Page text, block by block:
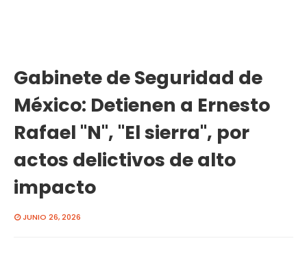
Gabinete de Seguridad de
México: Detienen a Ernesto
Rafael "N", "El sierra", por
actos delictivos de alto
impacto
JUNIO 26, 2026